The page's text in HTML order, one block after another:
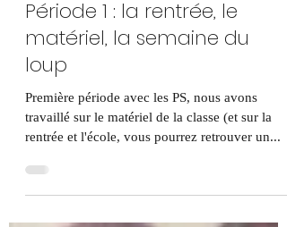
26 oct. 2022
1 min de lecture
Période 1 : la rentrée, le
matériel, la semaine du
loup
Première période avec les PS, nous avons
rentrée et l'école, vous pourrez retrouver un...